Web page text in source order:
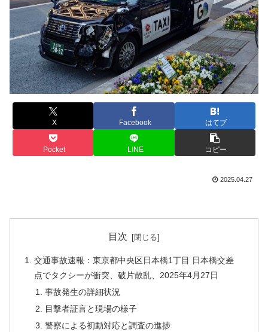
X Facebook はてブ
Pocket LINE コピー
2025.04.27
目次
交通事故速報：東京都中央区日本橋1丁目 日本橋交差
点でタクシーが衝突、破片散乱、2025年4月27日
事故発生の詳細状況
目撃者証言と現場の様子
警察による初動対応と調査の進捗